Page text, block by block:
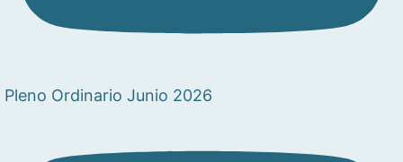
Pleno Ordinario Junio 2026